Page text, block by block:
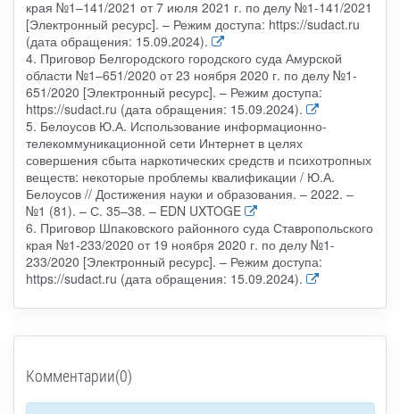
края №1–141/2021 от 7 июля 2021 г. по делу №1-141/2021
[Электронный ресурс]. – Режим доступа: https://sudact.ru
(дата обращения: 15.09.2024).
4. Приговор Белгородского городского суда Амурской
области №1–651/2020 от 23 ноября 2020 г. по делу №1-
651/2020 [Электронный ресурс]. – Режим доступа:
https://sudact.ru (дата обращения: 15.09.2024).
5. Белоусов Ю.А. Использование информационно-
телекоммуникационной сети Интернет в целях
совершения сбыта наркотических средств и психотропных
веществ: некоторые проблемы квалификации / Ю.А.
Белоусов // Достижения науки и образования. – 2022. –
№1 (81). – С. 35–38. – EDN UXTOGE
6. Приговор Шпаковского районного суда Ставропольского
края №1-233/2020 от 19 ноября 2020 г. по делу №1-
233/2020 [Электронный ресурс]. – Режим доступа:
https://sudact.ru (дата обращения: 15.09.2024).
Комментарии(0)